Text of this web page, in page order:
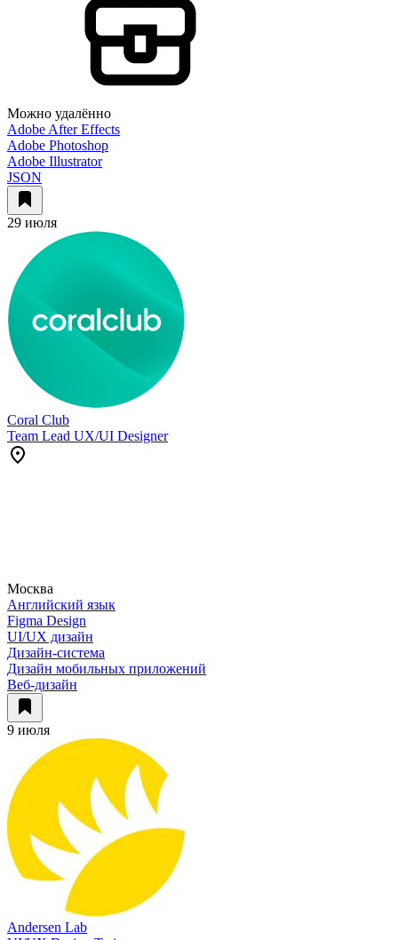
Можно удалённо
Adobe After Effects
Adobe Photoshop
Adobe Illustrator
JSON
29 июля
Coral Club
Team Lead UX/UI Designer
Москва
Английский язык
Figma Design
UI/UX дизайн
Дизайн-система
Дизайн мобильных приложений
Веб-дизайн
9 июля
Andersen Lab